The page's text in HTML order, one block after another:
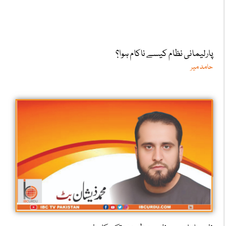
پارلیمانی نظام کیسے ناکام ہوا؟
حامد میر